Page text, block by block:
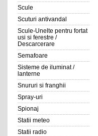
Scule
Scuturi antivandal
Scule-Unelte pentru fortat
usi si ferestre /
Descarcerare
Semafoare
Sisteme de iluminat /
lanterne
Snururi si franghii
Spray-uri
Spionaj
Statii meteo
Statii radio